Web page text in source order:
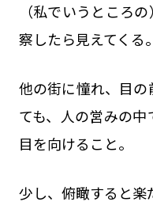
（私でいうところ
察したら見えてくる。
他の街に憧れ、目の
ても、人の営みの
目を向けること。
少し、俯瞰すると楽